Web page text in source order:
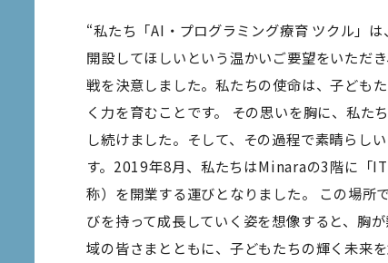
“私たち「AI・プログラミング療育 ツクル」
開設してほしいという温かいご要望をいただ
戦を決意しました。私たちの使命は、子ども
く力を育むことです。 その思いを胸に、私た
し続けました。そして、その過程で素晴らし
す。2019年8月、私たちはMinaraの3階に「
称）を開業する運びとなりました。 この場所
びを持って成長していく姿を想像すると、胸
域の皆さまとともに、子どもたちの輝く未来